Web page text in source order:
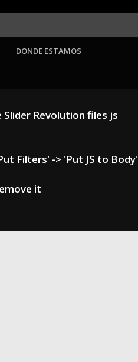
DONDE ESTAMOS
Revolution files js
Filters' -> 'Put JS to Body'
it